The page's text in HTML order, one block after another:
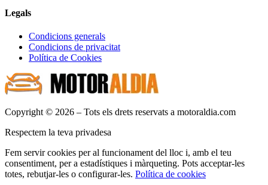
Legals
Condicions generals
Condicions de privacitat
Política de Cookies
Copyright © 2026 – Tots els drets reservats a motoraldia.com
Respectem la teva privadesa
Fem servir cookies per al funcionament del lloc i, amb el teu
consentiment, per a estadístiques i màrqueting. Pots acceptar-les
totes, rebutjar-les o configurar-les. Política de cookies